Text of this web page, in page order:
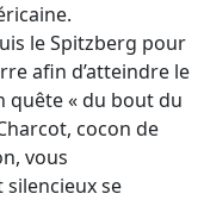
le Spitzberg pour
afin d’atteindre le
quête « du bout du
cocon de
vous
se